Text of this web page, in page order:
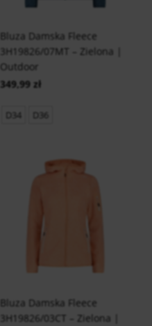
Bluza Damska Fleece
3H19826/07MT – Zielona |
Outdoor
349,99 zł
D34 D36
Bluza Damska Fleece
3H19826/03CT – Zielona |